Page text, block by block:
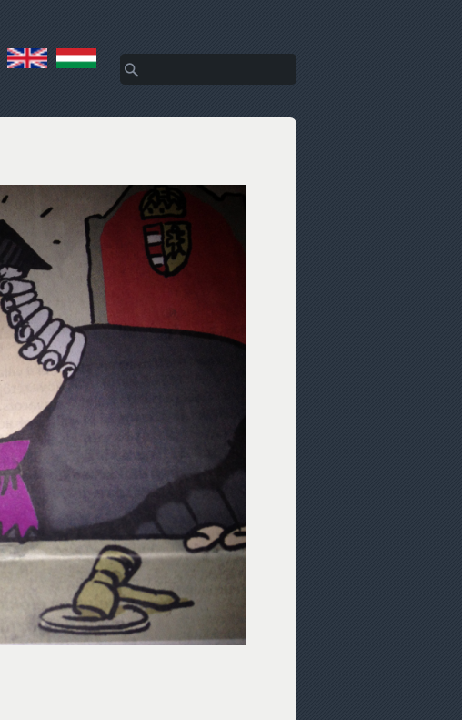
Keresés űrlap
Keresés